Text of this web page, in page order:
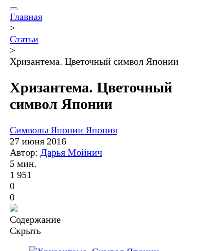
Главная
>
Статьи
>
Хризантема. Цветочный символ Японии
Хризантема. Цветочный
символ Японии
Символы Японии Япония
27 июня 2016
Автор: Дарья Мойнич
5 мин.
1 951
0
0
Содержание
Скрыть